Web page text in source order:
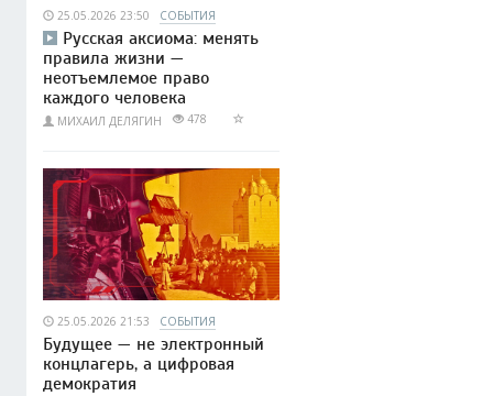
25.05.2026 23:50 СОБЫТИЯ
Русская аксиома: менять
правила жизни —
неотъемлемое право
каждого человека
МИХАИЛ ДЕЛЯГИН 478
25.05.2026 21:53 СОБЫТИЯ
Будущее — не электронный
концлагерь, а цифровая
демократия